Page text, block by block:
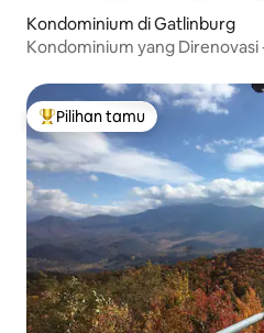
Kondominium di Gatlinburg
Kondominium yang
Pilihan tamu terpopuler
Pilihan tamu